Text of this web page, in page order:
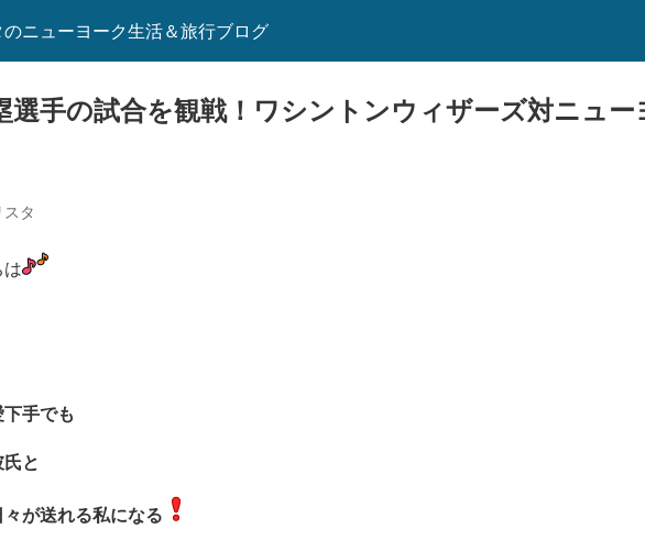
のニューヨーク生活＆旅行ブログ
選手の試合を観戦！ワシントンウィザーズ対ニュー
スタ
は
手でも
と
が送れる私になる